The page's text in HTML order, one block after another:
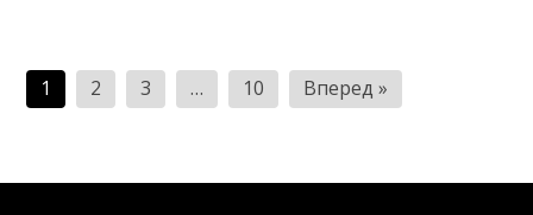
Пагинация
записей
1 2 3 … 10 Вперед »